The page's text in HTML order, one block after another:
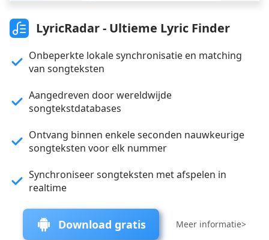
LyricRadar - Ultieme Lyric Finder
Onbeperkte lokale synchronisatie en matching
van songteksten
Aangedreven door wereldwijde
songtekstdatabases
Ontvang binnen enkele seconden nauwkeurige
songteksten voor elk nummer
Synchroniseer songteksten met afspelen in
realtime
Download gratis Meer informatie>